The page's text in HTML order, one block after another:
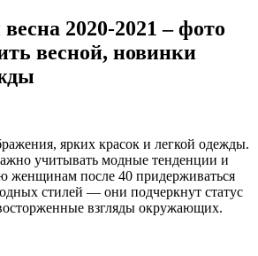
2020-2021 – фото
весной, новинки
ярких красок и легкой одежды.
учитывать модные тенденции и
женщинам после 40 придерживаться
стилей — они подчеркнут статус
взгляды окружающих.